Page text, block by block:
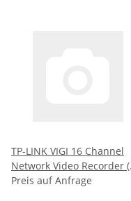
TP-LINK VIGI 16 Channel
Network Video Recorder (
VIGI NVR2016H )
Preis auf Anfrage